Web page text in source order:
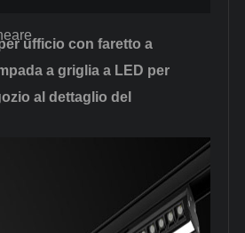
ufficio con faretto a
a griglia a LED per
al dettaglio del